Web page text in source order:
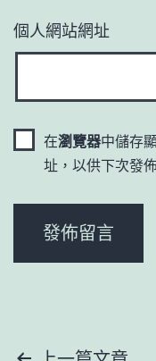
個人網站網址
在瀏覽器中儲存
址，以供下次發